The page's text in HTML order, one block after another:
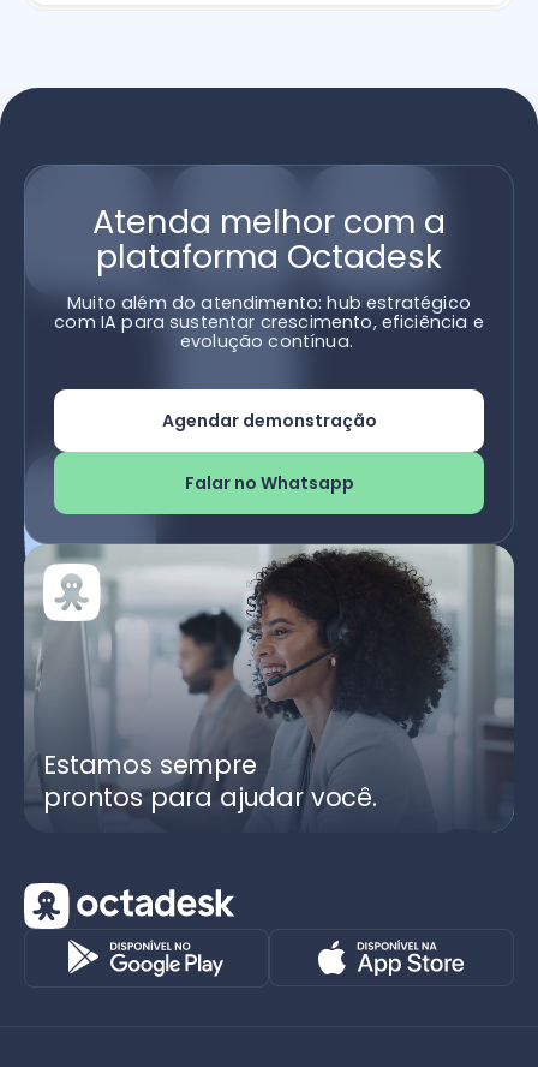
Atenda melhor com a
plataforma Octadesk
Muito além do atendimento: hub estratégico
com IA para sustentar crescimento, eficiência e
evolução contínua.
Agendar demonstração
Falar no Whatsapp
Estamos sempre
prontos para ajudar você.